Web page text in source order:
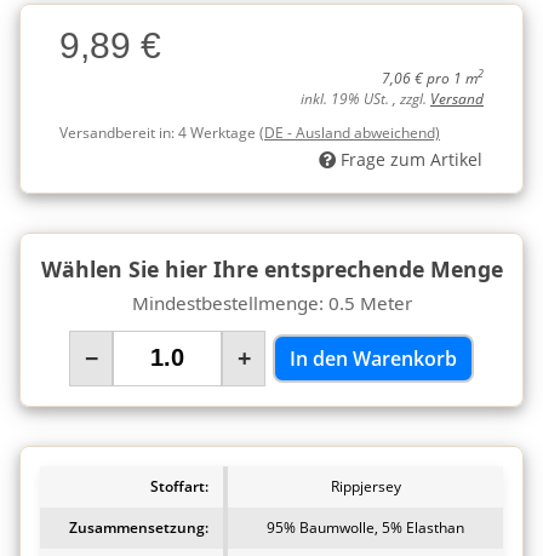
Charge
Charge9,89 €
7,06 € pro 1 m2
inkl. 19% USt. , zzgl. Versand
Versandbereit in:4 Werktage (DE - Ausland abweichend)
Frage zum Artikel
Wählen Sie hier Ihre entsprechende Menge
Mindestbestellmenge: 0.5 Meter
− + In den Warenkorb
Stoffart:
Rippjersey
Zusammensetzung:
95% Baumwolle, 5% Elasthan